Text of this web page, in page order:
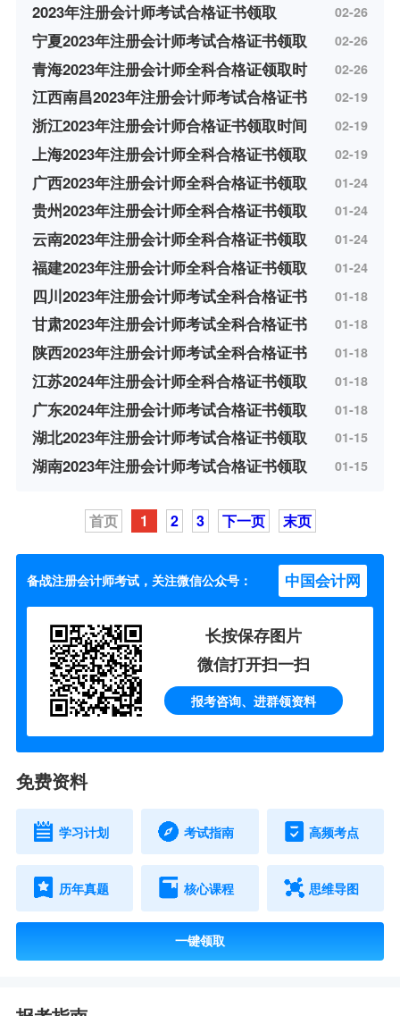
2023年注册会计师考试合格证书领取 02-26
宁夏2023年注册会计师考试合格证书领取 02-26
青海2023年注册会计师全科合格证领取时 02-26
江西南昌2023年注册会计师考试合格证书 02-19
浙江2023年注册会计师合格证书领取时间 02-19
上海2023年注册会计师全科合格证书领取 02-19
广西2023年注册会计师全科合格证书领取 01-24
贵州2023年注册会计师全科合格证书领取 01-24
云南2023年注册会计师全科合格证书领取 01-24
福建2023年注册会计师全科合格证书领取 01-24
四川2023年注册会计师考试全科合格证书 01-18
甘肃2023年注册会计师考试全科合格证书 01-18
陕西2023年注册会计师考试全科合格证书 01-18
江苏2024年注册会计师全科合格证书领取 01-18
广东2024年注册会计师考试合格证书领取 01-18
湖北2023年注册会计师考试合格证书领取 01-15
湖南2023年注册会计师考试合格证书领取 01-15
首页 1 2 3 下一页 末页
备战注册会计师考试，关注微信公众号： 中国会计网
长按保存图片
微信打开扫一扫
报考咨询、进群领资料
免费资料
学习计划 考试指南 高频考点
历年真题 核心课程 思维导图
一键领取